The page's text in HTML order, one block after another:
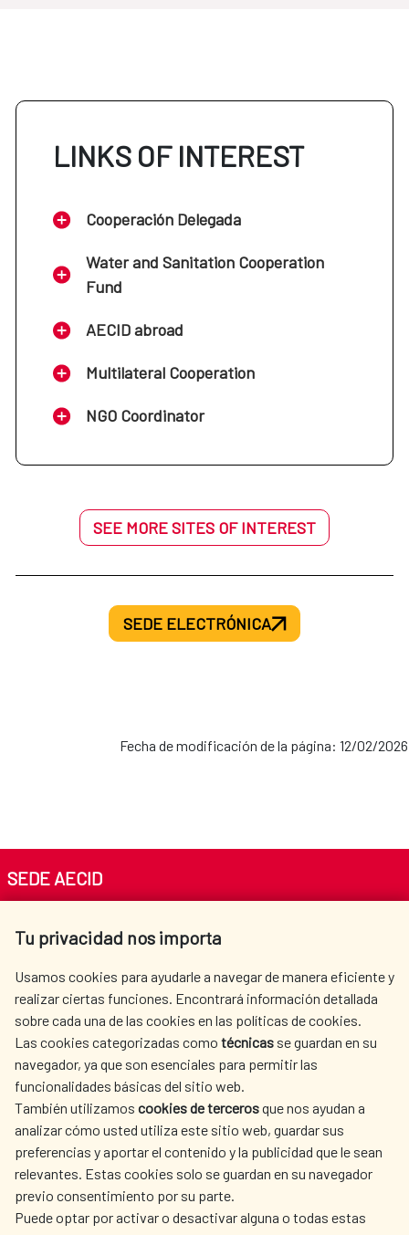
LINKS OF INTEREST
Cooperación Delegada
Water and Sanitation Cooperation
Fund
AECID abroad
Multilateral Cooperation
NGO Coordinator
SEE MORE SITES OF INTEREST
SEDE ELECTRÓNICA
Fecha de modificación de la página: 12/02/2026
Tu privacidad nos importa
Usamos cookies para ayudarle a navegar de manera eficiente y
realizar ciertas funciones. Encontrará información detallada
sobre cada una de las cookies en las políticas de cookies.
Las cookies categorizadas como técnicas se guardan en su
navegador, ya que son esenciales para permitir las
funcionalidades básicas del sitio web.
También utilizamos cookies de tercerosque nos ayudan a
analizar cómo usted utiliza este sitio web, guardar sus
preferencias y aportar el contenido y la publicidad que le sean
relevantes. Estas cookies solo se guardan en su navegador
previo consentimiento por su parte.
Puede optar por activar o desactivar alguna o todas estas
SEDE AECID
Tel. +34 900 20 30 54​​​​​​​
AECID
WHERE DO WE COOPERATE?
SPANISH HUMANITARIAN
ACTION
PRESS ROOM
CULTURE AND SCIENCE LIBRARY